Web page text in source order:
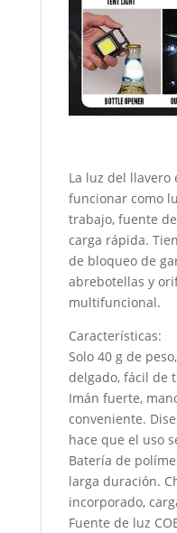
La luz del
funcionar como
trabajo, fuente
carga rápida.
de bloqueo de
abrebotellas y
multifuncional.
Características:
Solo 40 g de
delgado, fácil de
Imán fuerte,
conveniente.
hace que el uso
Batería de
larga duración.
incorporado,
Fuente de luz